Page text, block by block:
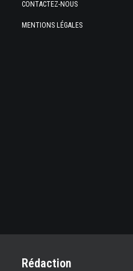
CONTACTEZ-NOUS
MENTIONS LÉGALES
Rédaction